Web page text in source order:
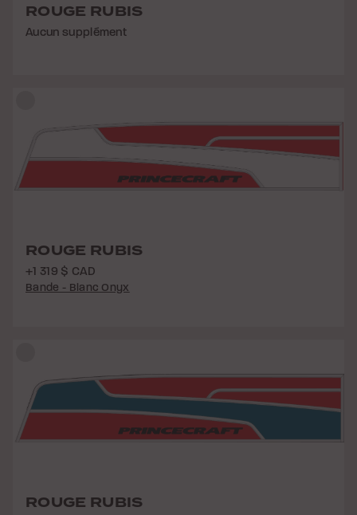
ROUGE RUBIS
Aucun supplément
ROUGE RUBIS
+1 319 $ CAD
Bande - Blanc Onyx
ROUGE RUBIS